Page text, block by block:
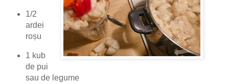
1/2
ardei
roșu
1 kub
de pui
sau de legume